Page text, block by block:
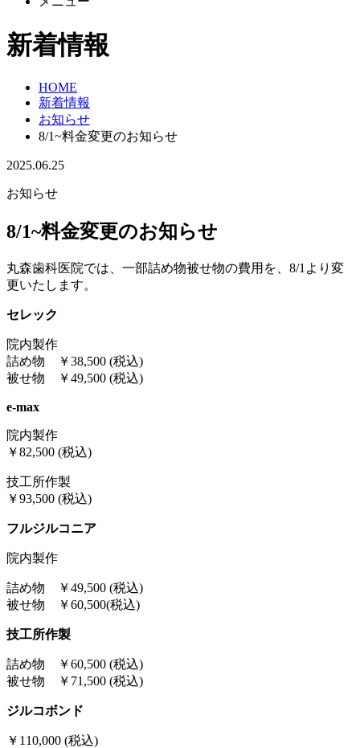
新着情報
HOME
新着情報
お知らせ
8/1~料金変更のお知らせ
2025.06.25
お知らせ
8/1~料金変更のお知らせ
丸森歯科医院では、一部詰め物被せ物の費用を、8/1より変
更いたします。
セレック
院内製作
詰め物 ￥38,500 (税込)
被せ物 ￥49,500 (税込)
e-max
院内製作
￥82,500 (税込)
技工所作製
￥93,500 (税込)
フルジルコニア
院内製作
詰め物 ￥49,500 (税込)
被せ物 ￥60,500(税込)
技工所作製
詰め物 ￥60,500 (税込)
被せ物 ￥71,500 (税込)
ジルコボンド
￥110,000 (税込)